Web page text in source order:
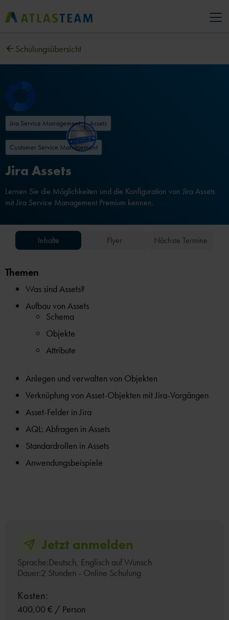
Schulungsübersicht
Jira Service Management Assets
Customer Service Management
Jira Assets
Lernen Sie die Möglichkeiten und die Konfiguration von Jira Assets
mit Jira Service Management Premium kennen.
Inhalte Flyer Nächste Termine
Themen
Was sind Assets?
Aufbau von Assets
Schema
Objekte
Attribute
Anlegen und verwalten von Objekten
Verknüpfung von Asset-Objekten mit Jira-Vorgängen
Asset-Felder in Jira
AQL: Abfragen in Assets
Standardrollen in Assets
Anwendungsbeispiele
Jetzt anmelden
Sprache:Deutsch, Englisch auf Wunsch
Dauer:2 Stunden - Online Schulung
Kosten:
400,00 € / Person